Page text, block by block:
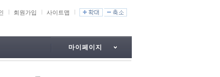
회원가입 사이트맵
마이페이지